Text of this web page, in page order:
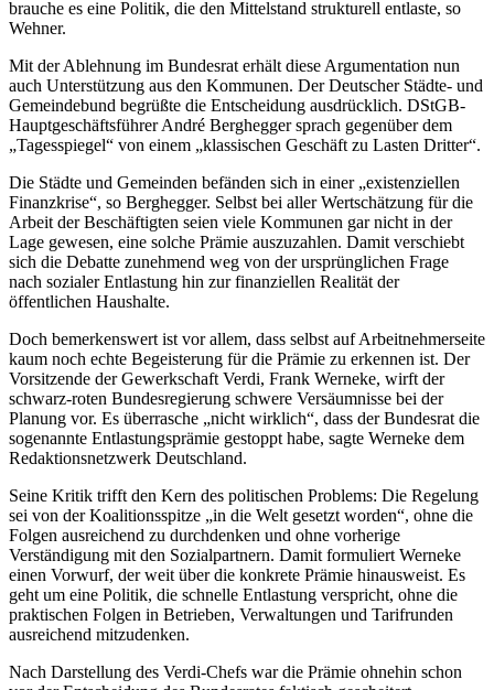
brauche es eine Politik, die den Mittelstand strukturell entlaste, so
Wehner.
Mit der Ablehnung im Bundesrat erhält diese Argumentation nun
auch Unterstützung aus den Kommunen. Der Deutscher Städte- und
Gemeindebund begrüßte die Entscheidung ausdrücklich. DStGB-
Hauptgeschäftsführer André Berghegger sprach gegenüber dem
„Tagesspiegel“ von einem „klassischen Geschäft zu Lasten Dritter“.
Die Städte und Gemeinden befänden sich in einer „existenziellen
Finanzkrise“, so Berghegger. Selbst bei aller Wertschätzung für die
Arbeit der Beschäftigten seien viele Kommunen gar nicht in der
Lage gewesen, eine solche Prämie auszuzahlen. Damit verschiebt
sich die Debatte zunehmend weg von der ursprünglichen Frage
nach sozialer Entlastung hin zur finanziellen Realität der
öffentlichen Haushalte.
Doch bemerkenswert ist vor allem, dass selbst auf Arbeitnehmerseite
kaum noch echte Begeisterung für die Prämie zu erkennen ist. Der
Vorsitzende der Gewerkschaft Verdi, Frank Werneke, wirft der
schwarz-roten Bundesregierung schwere Versäumnisse bei der
Planung vor. Es überrasche „nicht wirklich“, dass der Bundesrat die
sogenannte Entlastungsprämie gestoppt habe, sagte Werneke dem
Redaktionsnetzwerk Deutschland.
Seine Kritik trifft den Kern des politischen Problems: Die Regelung
sei von der Koalitionsspitze „in die Welt gesetzt worden“, ohne die
Folgen ausreichend zu durchdenken und ohne vorherige
Verständigung mit den Sozialpartnern. Damit formuliert Werneke
einen Vorwurf, der weit über die konkrete Prämie hinausweist. Es
geht um eine Politik, die schnelle Entlastung verspricht, ohne die
praktischen Folgen in Betrieben, Verwaltungen und Tarifrunden
ausreichend mitzudenken.
Nach Darstellung des Verdi-Chefs war die Prämie ohnehin schon